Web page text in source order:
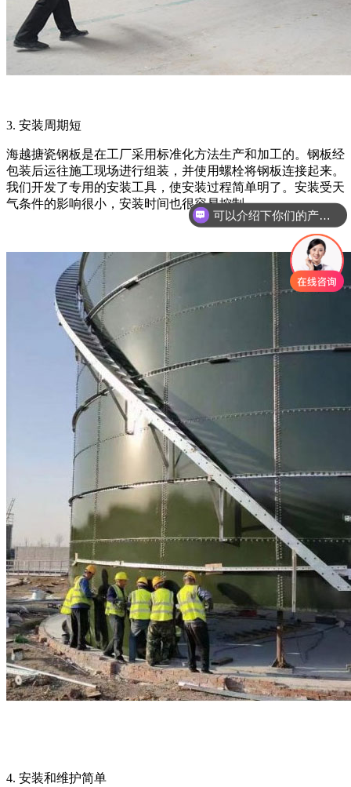
3. 安装周期短
海越搪瓷钢板是在工厂采用标准化方法生产和加工的。钢板经
包装后运往施工现场进行组装，并使用螺栓将钢板连接起来。
我们开发了专用的安装工具，使安装过程简单明了。安装受天
气条件的影响很小，安装时间也很容易控制。
4. 安装和维护简单
可以介绍下你们的产品么？
你们是怎么收费的呢？